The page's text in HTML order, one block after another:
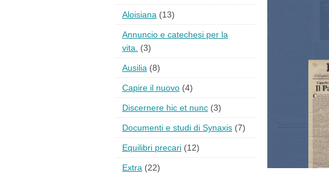
Aloisiana (13)
Annuncio e catechesi per la
vita.
(3)
Ausilia (8)
Capire il nuovo (4)
Discernere hic et nunc (3)
Documenti e studi di Synaxis (7)
Equilibri precari (12)
Extra (22)